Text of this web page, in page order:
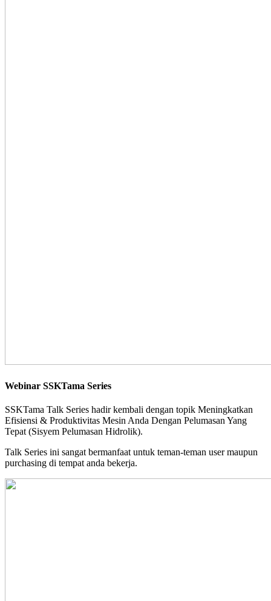
Webinar SSKTama Series
SSKTama Talk Series hadir kembali dengan topik Meningkatkan
Efisiensi & Produktivitas Mesin Anda Dengan Pelumasan Yang
Tepat (Sisyem Pelumasan Hidrolik).
Talk Series ini sangat bermanfaat untuk teman-teman user maupun
purchasing di tempat anda bekerja.